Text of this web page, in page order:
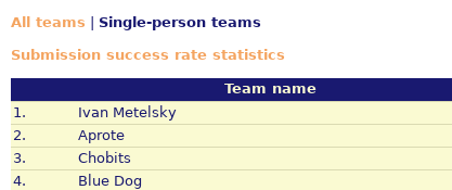
All teams
Single-person teams
Submission success rate statistics
Team name
1.
Ivan Metelsky
2.
Aprote
3.
Chobits
4.
Blue Dog